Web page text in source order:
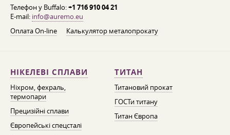
Телефон у Buffalo:+1 716 910 04 21
E-mail: info@auremo.eu
Оплата On-line
Калькулятор металопрокату
НІКЕЛЕВІ СПЛАВИ
Ніхром, фехраль,
термопари
Прецизійні сплави
Європейські спецсталі
ТИТАН
Титановий прокат
ГОСТи титану
Титан Європа